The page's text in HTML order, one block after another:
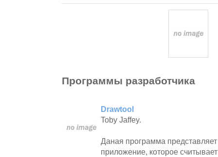
Программы разработчика
Drawtool
Toby Jaffey.
Даная программа
приложение, которое